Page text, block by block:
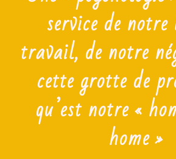
service de
travail, de notre
cette grotte de
qu’est notre «
home »